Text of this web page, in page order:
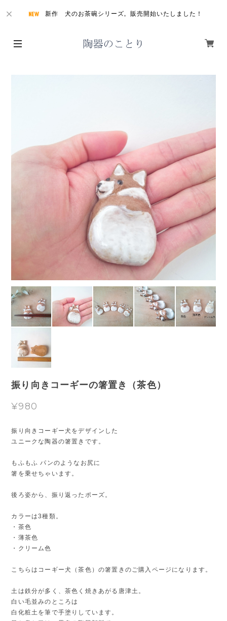
新作 犬のお茶碗シリーズ。販売開始いたしました！
振り向きコーギーの箸置き（茶色）
¥980
振り向きコーギー犬をデザインした
ユニークな陶器の箸置きです。
もふもふ パンのようなお尻に
箸を乗せちゃいます。
後ろ姿から、振り返ったポーズ。
カラーは3種類。
・茶色
・薄茶色
・クリーム色
こちらはコーギー犬（茶色）の箸置きのご購入ページになります。
土は鉄分が多く、茶色く焼きあがる唐津土。
白い毛並みのところは
白化粧土を筆で手塗りしています。